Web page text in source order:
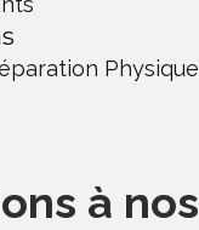
Physique
à nos